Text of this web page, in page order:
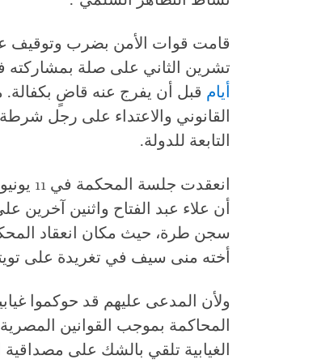
قامت قوات الأمن بضرب وتوقيف
تشرين الثاني على صلة
أيام قبل أن يفرج عنه قاضٍ بكفالة.
القانوني والاعتداء على رجل
التابعة للدولة.
أن علاء عبد الفتاح واثنين آخرين
سجن طرة، حيث مكان انعقاد
أخته منى سيف في تغريدة على
ولأن المدعى عليهم قد حوكموا
المحاكمة بموجب القوانين
الغيابية تلقي بالشك على مصداقية